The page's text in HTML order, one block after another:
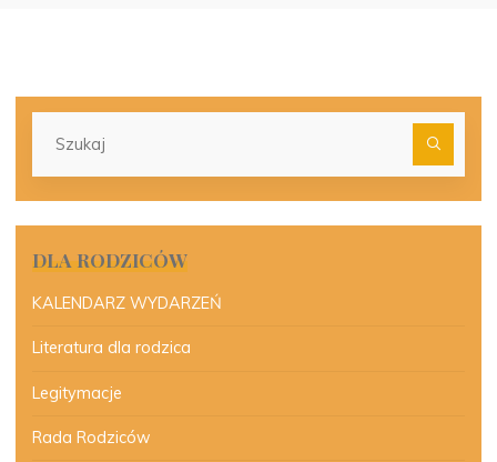
DLA RODZICÓW
KALENDARZ WYDARZEŃ
Literatura dla rodzica
Legitymacje
Rada Rodziców